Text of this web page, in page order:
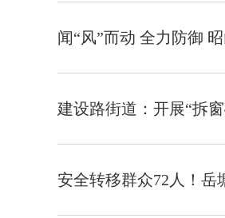
闻“风”而动 全力防御
建设路街道：开展“拆
安全转移群众72人！岳